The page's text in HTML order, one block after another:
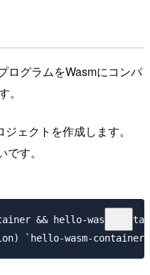
ログラムをWasmにコンパ
ェクトを作成します。
す。
&& hello-wasm-